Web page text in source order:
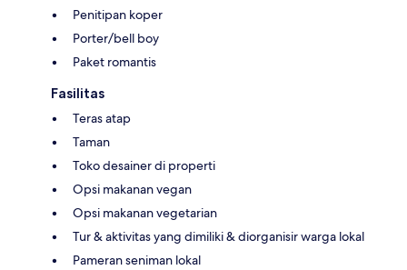
Penitipan koper
Porter/bell boy
Paket romantis
Fasilitas
Teras atap
Taman
Toko desainer di properti
Opsi makanan vegan
Opsi makanan vegetarian
Tur & aktivitas yang dimiliki & diorganisir warga lokal
Pameran seniman lokal